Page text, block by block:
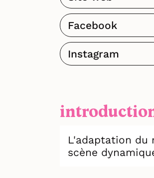
Facebook
Instagram
L'adaptation du
scène